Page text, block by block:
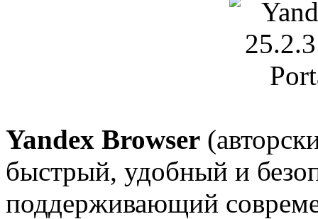
Yandex Browser
быстрый, удобный и
поддерживающий